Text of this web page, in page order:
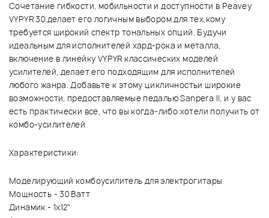
Сочетание гибкости, мобильности и доступности в Peavey
VYPYR 30 делает его логичным выбором для тех,кому
требуется широкий спектр тональных опций. Будучи
идеальным для исполнителей хард-рока и металла,
включение в линейку VYPYR классических моделей
усилителей, делает его подходящим для исполнителей
любого жанра. Добавьте к этому цикличностьи широкие
возможности, предоставляемые педалью Sanpera II, и у вас
есть практически все, что вы когда-либо хотели получить от
комбо-усилителей
Характеристики:
Моделирующий комбоусилитель для электрогитары
Мощность - 30 Ватт
Динамик - 1х12"